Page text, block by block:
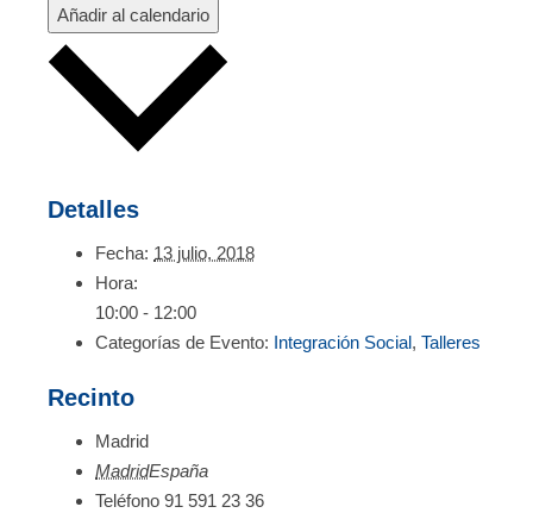
Añadir al calendario
Detalles
Fecha: 13 julio, 2018
Hora:
10:00 - 12:00
Categorías de Evento: Integración Social, Talleres
Recinto
Madrid
MadridEspaña
Teléfono 91 591 23 36